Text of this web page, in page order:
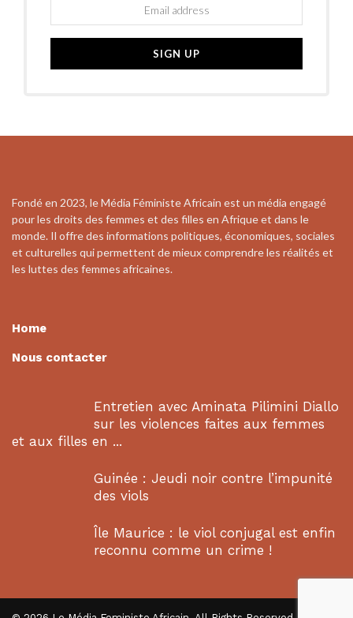
Fondé en 2023, le Média Féministe Africain est un média engagé
pour les droits des femmes et des filles en Afrique et dans le
monde. Il offre des informations politiques, économiques, sociales
et culturelles qui permettent de mieux comprendre les réalités et
les luttes des femmes africaines.
Home
Nous contacter
Entretien avec Aminata Pilimini Diallo
sur les violences faites aux femmes
et aux filles en ...
Guinée : Jeudi noir contre l’impunité
des viols
Île Maurice : le viol conjugal est enfin
reconnu comme un crime !